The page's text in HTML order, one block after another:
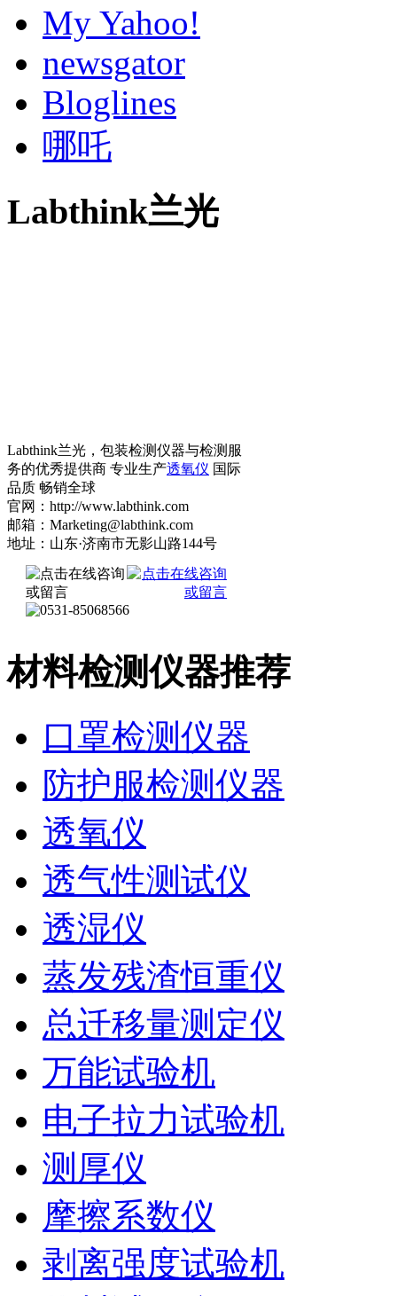
My Yahoo!
newsgator
Bloglines
哪吒
Labthink兰光
Labthink兰光，包装检测仪器与检测服
务的优秀提供商 专业生产透氧仪 国际
品质 畅销全球
官网：http://www.labthink.com
邮箱：Marketing@labthink.com
地址：山东·济南市无影山路144号
材料检测仪器推荐
口罩检测仪器
防护服检测仪器
透氧仪
透气性测试仪
透湿仪
蒸发残渣恒重仪
总迁移量测定仪
万能试验机
电子拉力试验机
测厚仪
摩擦系数仪
剥离强度试验机